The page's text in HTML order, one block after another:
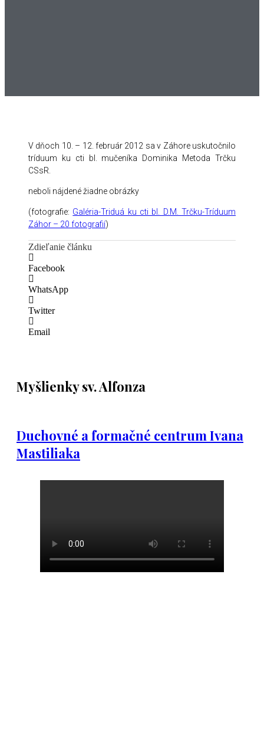
V dňoch 10. – 12. február 2012 sa v Záhore uskutočnilo
tríduum ku cti bl. mučeníka Dominika Metoda Trčku
CSsR.
neboli nájdené žiadne obrázky
(fotografie: Galéria-Triduá ku cti bl. D.M. Trčku-Tríduum
Záhor – 20 fotografií)
Zdieľanie článku
Facebook
WhatsApp
Twitter
Email
Myšlienky sv. Alfonza
Duchovné a formačné centrum Ivana
Mastiliaka